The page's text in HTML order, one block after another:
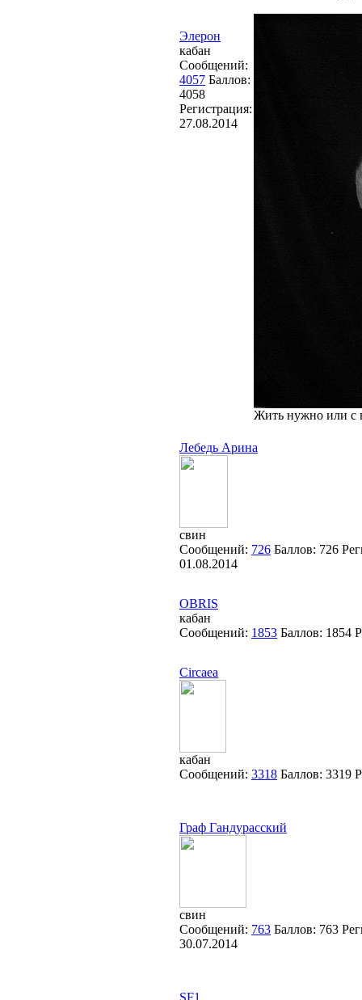
Элерон
кабан
Сообщений:
4057 Баллов:
4058
Регистрация:
27.08.2014
Жить нужно или с
Лебедь Арина
свин
Сообщений: 726 Баллов: 726
01.08.2014
OBRIS
кабан
Сообщений: 1853 Баллов: 1854
Circaea
кабан
Сообщений: 3318 Баллов: 3319
Граф Гандурасский
свин
Сообщений: 763 Баллов: 763
30.07.2014